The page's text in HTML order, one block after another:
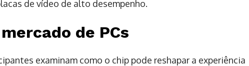
de vídeo de alto desempenho.
de PCs
examinam como o chip pode reshapar a experiência